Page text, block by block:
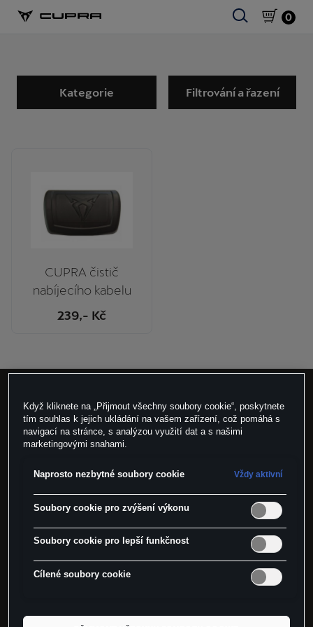
0
Kategorie Filtrování a řazení
CUPRA čistič
nabíjecího kabelu
239,- Kč
Nakupujte jednoduše
Doprava ZDARMA
Vrácení zboží
pouze na území ČR
Když kliknete na „Přijmout všechny soubory cookie“, poskytnete
tím souhlas k jejich ukládání na vašem zařízení, což pomáhá s
navigací na stránce, s analýzou využití dat a s našimi
marketingovými snahami.
Naprosto nezbytné soubory cookie Vždy aktivní
Soubory cookie pro zvýšení výkonu
Soubory cookie pro lepší funkčnost
Cílené soubory cookie